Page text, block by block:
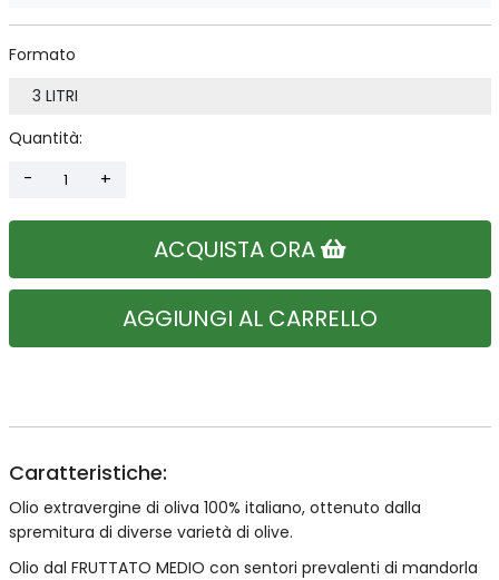
Formato
Quantità:
ACQUISTA ORA
AGGIUNGI AL CARRELLO
Caratteristiche:
Olio extravergine di oliva 100% italiano, ottenuto dalla
spremitura di diverse varietà di olive.
Olio dal FRUTTATO MEDIO con sentori prevalenti di mandorla